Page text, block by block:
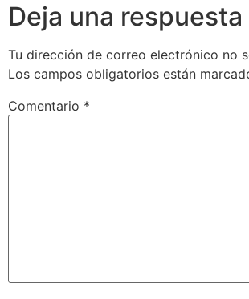
Deja una respuesta
Tu dirección de correo electrónico no
Los campos obligatorios están
Comentario *